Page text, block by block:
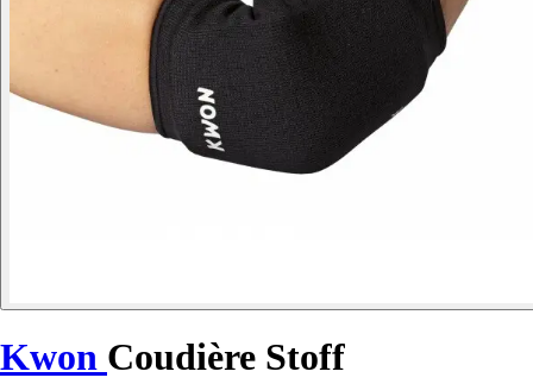
Kwon Coudière Stoff